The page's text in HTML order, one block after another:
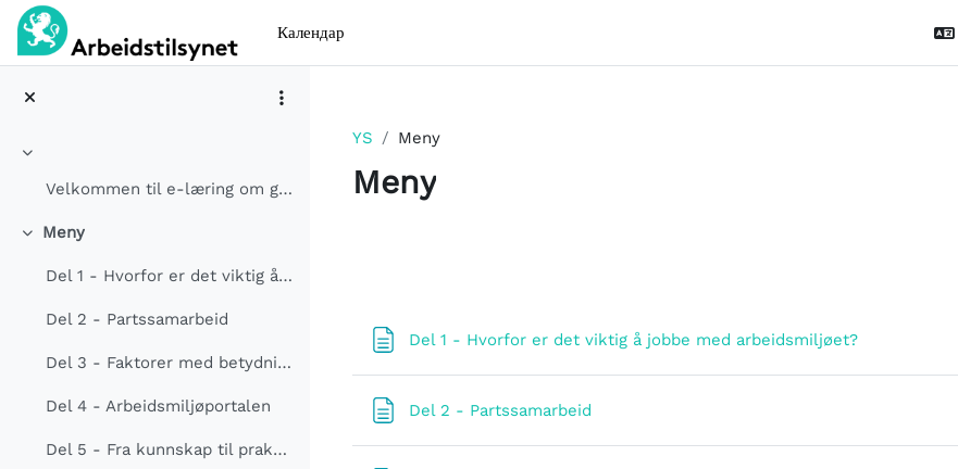
Прескочи на основното съдържание
Календар
Разгъване
Velkommen til e-læring om godt arbeidsmiljøarb...
Разгъване
Meny
Del 1 - Hvorfor er det viktig å jobbe med arbeidsmiljøet?
Del 2 - Partssamarbeid
Del 3 - Faktorer med betydning for arbeidsmiljøet
Del 4 - Arbeidsmiljøportalen
Del 5 - Fra kunnskap til praktisk handling
YS Meny
Meny
Del 1 - Hvorfor er det viktig å jobbe med arbeidsmiljøet?Страница
Del 2 - Partssamarbeid